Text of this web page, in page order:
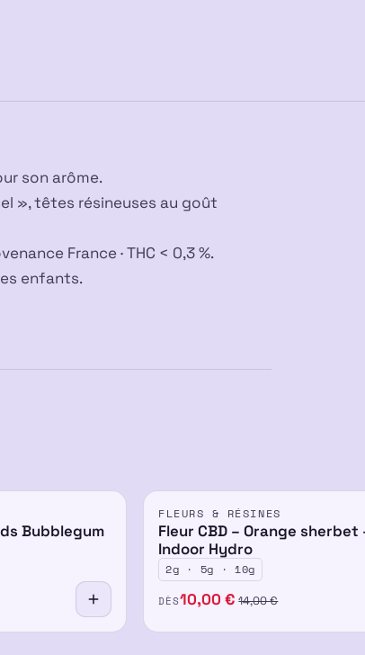
💎
son arôme.
», têtes résineuses au goût
France · THC < 0,3 %.
enfants.
Bubblegum
FLEURS & RÉSINES
Fleur CBD – Orange sherbet
Indoor Hydro
2g · 5g · 10g
DÈS10,00€ 14,00€